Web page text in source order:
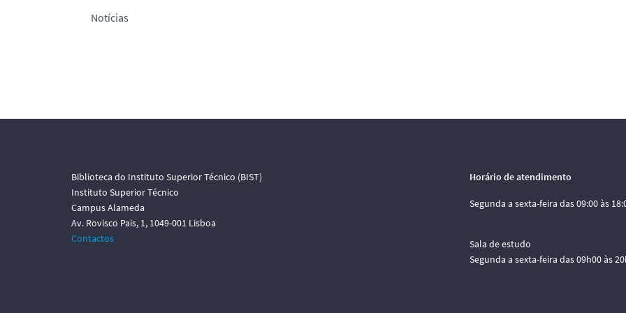
Notícias
Biblioteca do Instituto Superior Técnico (BIST)
Instituto Superior Técnico
Campus Alameda
Av. Rovisco Pais, 1, 1049-001 Lisboa
Contactos
Horário de atendimento
Segunda a sexta-feira das 09:00 às
Sala de estudo
Segunda a sexta-feira das 09h00 às